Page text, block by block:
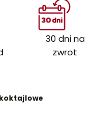
30 dni na
zwrot